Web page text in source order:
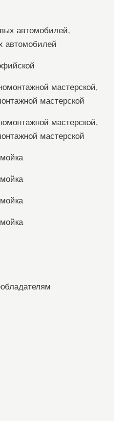
автомобилей,
автомобилей
мастерской,
мастерской
мастерской,
мастерской